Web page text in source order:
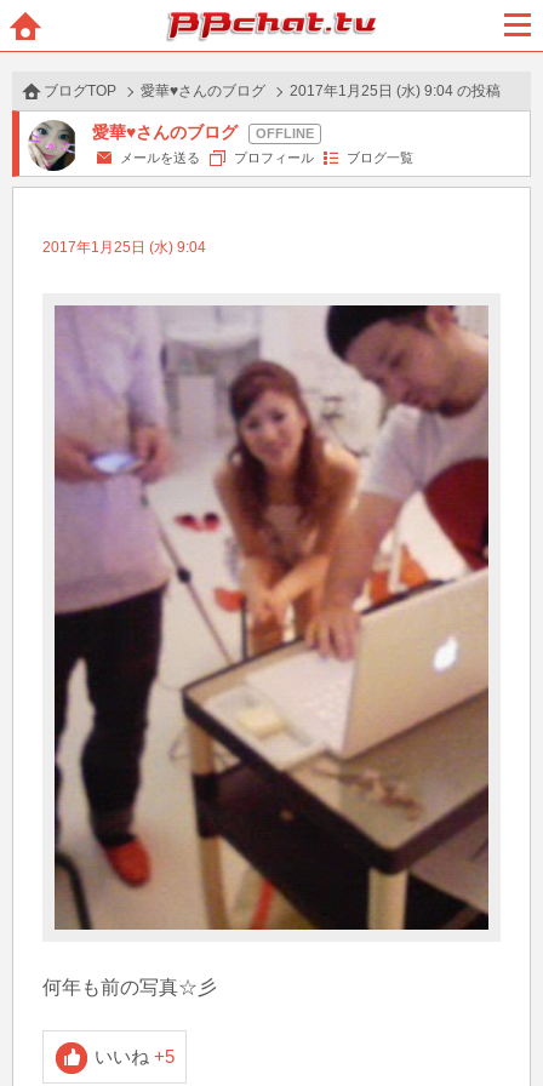
BBchatTV
ュー
ブログTOP 愛華♥さんのブログ 2017年1月25日 (水) 9:04 の投稿
愛華♥さんのブログ
メールを送る プロフィール ブログ一覧
2017年1月25日 (水) 9:04
何年も前の写真☆彡
いいね +5